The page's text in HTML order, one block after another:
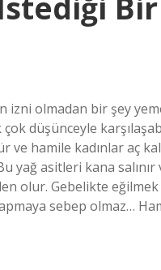
izni olmadan bir şey
düşünceyle
hamile kadınlar aç
yağ asitleri kana
olur. Gebelikte
sebep olmaz…